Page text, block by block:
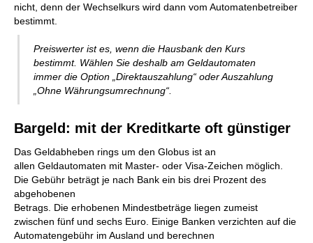
nicht, denn der Wechselkurs wird dann vom Automatenbetreiber
bestimmt.
Preiswerter ist es, wenn die Hausbank den Kurs
bestimmt. Wählen Sie deshalb am Geldautomaten
immer die Option „Direktauszahlung“ oder Auszahlung
„Ohne Währungsumrechnung“.
Bargeld: mit der Kreditkarte oft günstiger
Das Geldabheben rings um den Globus ist an
allen Geldautomaten mit Master- oder Visa-Zeichen möglich.
Die Gebühr beträgt je nach Bank ein bis drei Prozent des
abgehobenen
Betrags. Die erhobenen Mindestbeträge liegen zumeist
zwischen fünf und sechs Euro. Einige Banken verzichten auf die
Automatengebühr im Ausland und berechnen